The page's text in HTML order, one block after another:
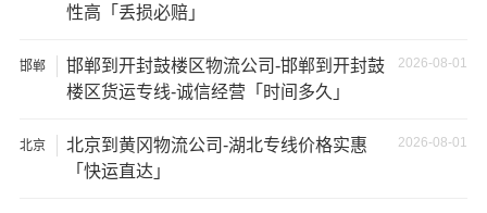
出现延误，导致你的物品无法按时送达；
务，例如不及时回复客户咨询、不提供准确的物流信息
性高「丢损必赔」
邯郸 2026-08-01
邯郸到开封鼓楼区物流公司-邯郸到开封鼓
楼区货运专线-诚信经营「时间多久」
北京 2026-08-01
北京到黄冈物流公司-湖北专线价格实惠
「快运直达」